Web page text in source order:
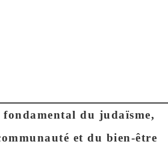
du judaïsme,
et du bien-être